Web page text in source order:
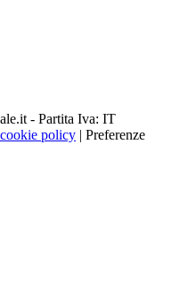
- Partita Iva: IT
policy | Preferenze